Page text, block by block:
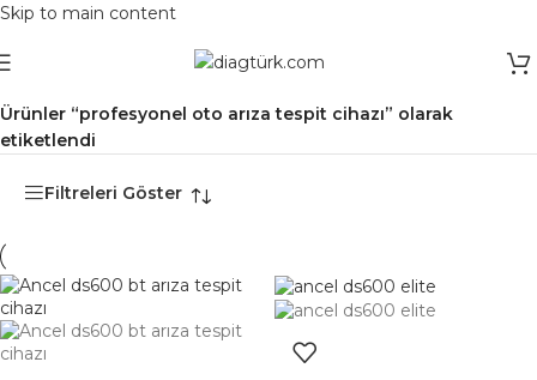
Skip to main content
Ürünler “profesyonel oto arıza tespit cihazı” olarak
etiketlendi
Filtreleri Göster